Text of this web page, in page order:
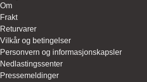
Om
Frakt
Returvarer
Vilkår og betingelser
Personvern og informasjonskapsler
Nedlastingssenter
Pressemeldinger